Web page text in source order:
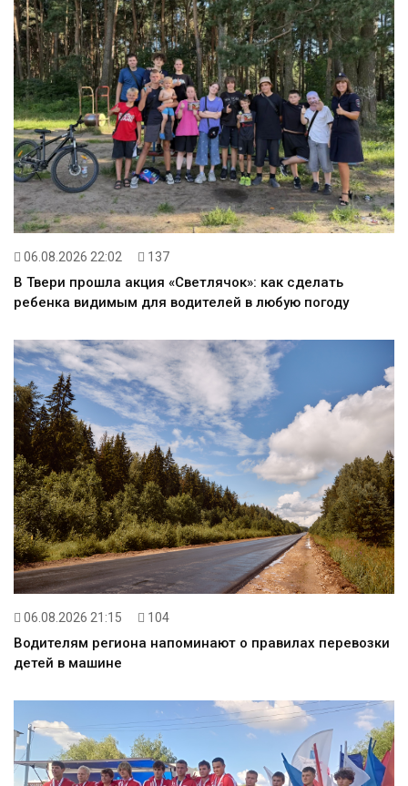
06.08.2026 22:02 137
В Твери прошла акция «Светлячок»: как сделать
ребенка видимым для водителей в любую погоду
06.08.2026 21:15 104
Водителям региона напоминают о правилах перевозки
детей в машине